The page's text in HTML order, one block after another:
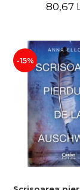
80,67
-15%